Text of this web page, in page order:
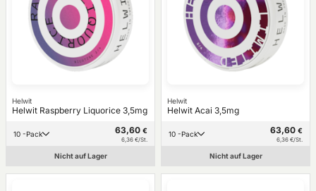
Helwit
Helwit Raspberry Liquorice 3,5mg
10 -Pack 63,60 €
6,36 €/St.
Nicht auf Lager
Helwit
Helwit Acai 3,5mg
10 -Pack 63,60 €
6,36 €/St.
Nicht auf Lager